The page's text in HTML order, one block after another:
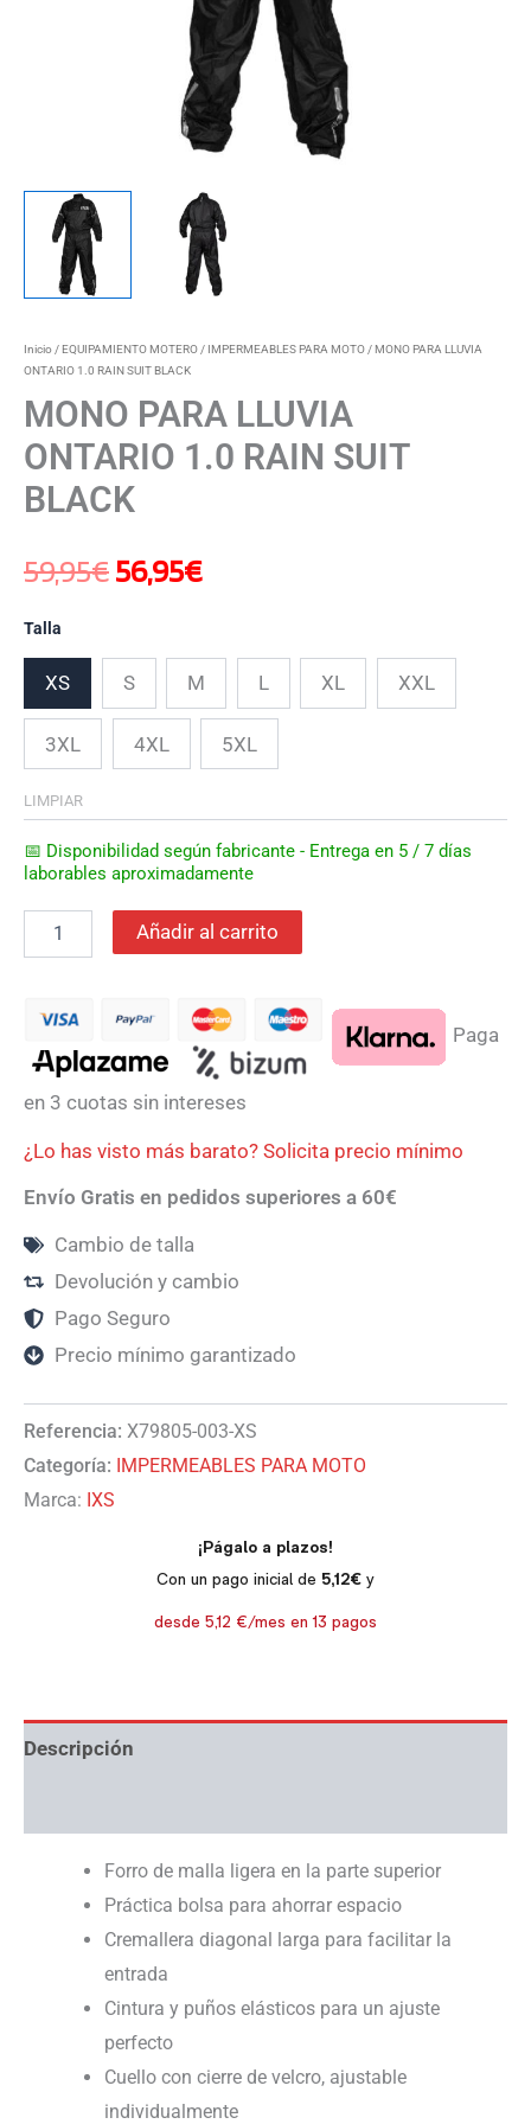
Inicio /EQUIPAMIENTO MOTERO / IMPERMEABLES PARA MOTO / MONO PARA LLUVIA
ONTARIO 1.0 RAIN SUIT BLACK
MONO PARA LLUVIA
ONTARIO 1.0 RAIN SUIT
BLACK
59,95€56,95€
Talla
XS S M L XL XXL
3XL 4XL 5XL
LIMPIAR
📅 Disponibilidad según fabricante - Entrega en 5 / 7 días
laborables aproximadamente
Añadir al carrito
Paga
en 3 cuotas sin intereses
¿Lo has visto más barato? Solicita precio mínimo
Envío Gratis en pedidos superiores a 60€
Cambio de talla
Devolución y cambio
Pago Seguro
Precio mínimo garantizado
Referencia: X79805-003-XS
Categoría: IMPERMEABLES PARA MOTO
Marca: IXS
Descripción
Forro de malla ligera en la parte superior
Práctica bolsa para ahorrar espacio
Cremallera diagonal larga para facilitar la
entrada
Cintura y puños elásticos para un ajuste
perfecto
Cuello con cierre de velcro, ajustable
individualmente